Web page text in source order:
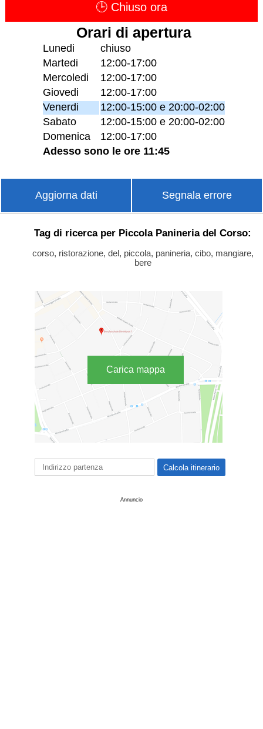
🕒 Chiuso ora
Orari di apertura
Lunedi
chiuso
Martedi
12:00-17:00
Mercoledi
12:00-17:00
Giovedi
12:00-17:00
Venerdi
12:00-15:00 e 20:00-02:00
Sabato
12:00-15:00 e 20:00-02:00
Domenica
12:00-17:00
Adesso sono le ore 11:45
Aggiorna dati Segnala errore
Tag di ricerca per Piccola Panineria del Corso:
corso, ristorazione, del, piccola, panineria, cibo, mangiare,
bere
Carica mappa
Annuncio